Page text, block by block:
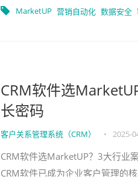
点分析+行业数据佐证，深度解析
MarketUP 营销自动化 数据安全
CRM软件选
长密码
客户关系管理系统（CRM） • 2025-
CRM软件选MarketUP？3大行业
CRM软件已成为企业客户管理的